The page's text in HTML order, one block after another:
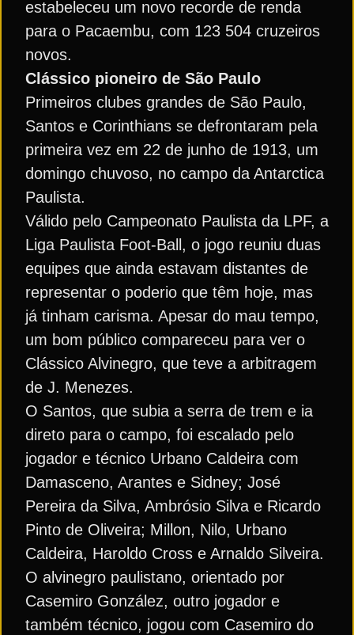
estabeleceu um novo recorde de renda
para o Pacaembu, com 123 504 cruzeiros
novos.
Clássico pioneiro de São Paulo
Primeiros clubes grandes de São Paulo,
Santos e Corinthians se defrontaram pela
primeira vez em 22 de junho de 1913, um
domingo chuvoso, no campo da Antarctica
Paulista.
Válido pelo Campeonato Paulista da LPF, a
Liga Paulista Foot-Ball, o jogo reuniu duas
equipes que ainda estavam distantes de
representar o poderio que têm hoje, mas
já tinham carisma. Apesar do mau tempo,
um bom público compareceu para ver o
Clássico Alvinegro, que teve a arbitragem
de J. Menezes.
O Santos, que subia a serra de trem e ia
direto para o campo, foi escalado pelo
jogador e técnico Urbano Caldeira com
Damasceno, Arantes e Sidney; José
Pereira da Silva, Ambrósio Silva e Ricardo
Pinto de Oliveira; Millon, Nilo, Urbano
Caldeira, Haroldo Cross e Arnaldo Silveira.
O alvinegro paulistano, orientado por
Casemiro González, outro jogador e
também técnico, jogou com Casemiro do